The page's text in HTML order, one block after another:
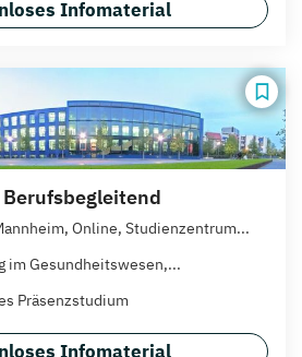
Infomaterial
Berufsbegleitend
Online, Studienzentrum...
im Gesundheitswesen,...
Präsenzstudium
Infomaterial